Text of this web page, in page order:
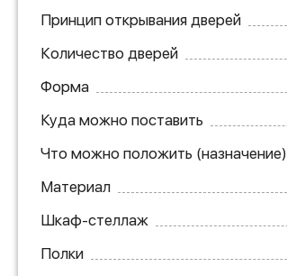
Принцип открывания дверей
Количество дверей
Форма
Куда можно поставить
Что можно положить (назначение)
Материал
Шкаф-стеллаж
Полки